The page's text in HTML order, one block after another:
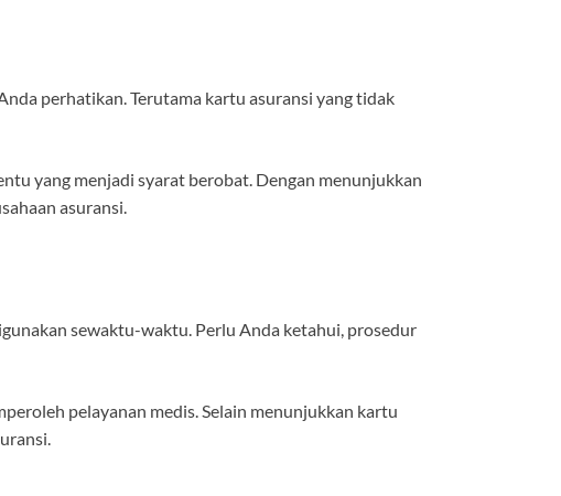
perhatikan. Terutama kartu asuransi yang tidak
yang menjadi syarat berobat. Dengan menunjukkan
asuransi.
sewaktu-waktu. Perlu Anda ketahui, prosedur
pelayanan medis. Selain menunjukkan kartu